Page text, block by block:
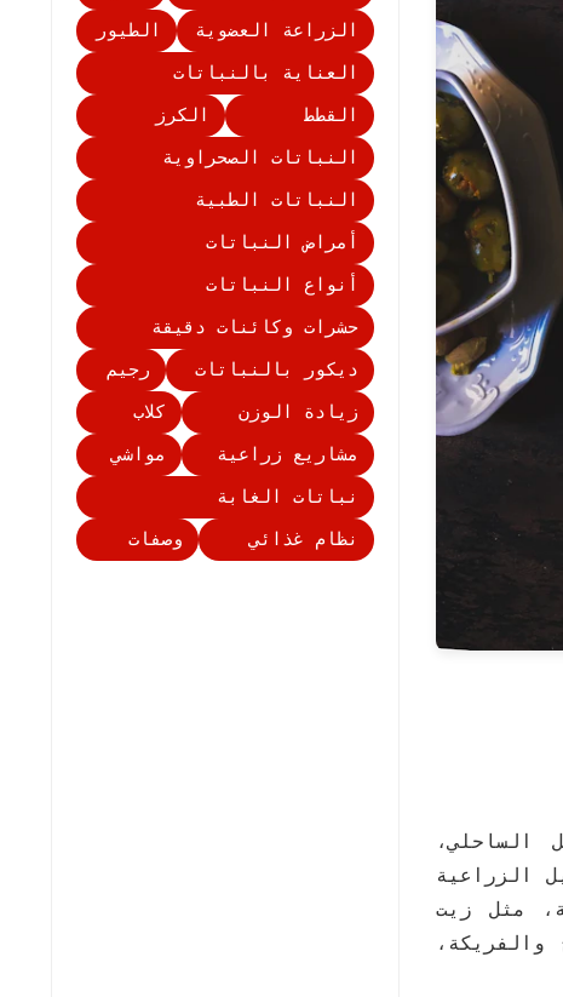
الساحلي،
الزراعية
مثل زيت
الزراعة العضوية
الطيور
العناية بالنباتات
القطط
الكرز
النباتات الصحراوية
النباتات الطبية
أمراض النباتات
أنواع النباتات
حشرات وكائنات دقيقة
ديكور بالنباتات
رجيم
زيادة الوزن
كلاب
مشاريع زراعية
مواشي
نباتات الغابة
نظام غذائي
وصفات